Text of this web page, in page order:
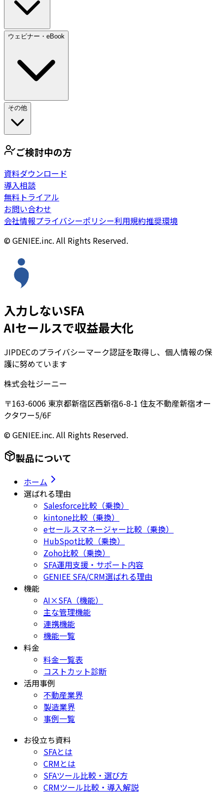
ウェビナー・eBook
その他
ご検討中の方
資料ダウンロード
導入相談
無料トライアル
お問い合わせ
会社情報プライバシーポリシー利用規約推奨環境
© GENIEE.inc. All Rights Reserved.
入力しないSFA
AIセールスで収益最大化
JIPDECのプライバシーマーク認証を取得し、個人情報の保
護に努めています
株式会社ジーニー
〒163-6006 東京都新宿区西新宿6-8-1 住友不動産新宿オー
クタワー5/6F
© GENIEE.inc. All Rights Reserved.
製品について
ホーム
選ばれる理由
Salesforce比較（乗換）
kintone比較（乗換）
eセールスマネージャー比較（乗換）
HubSpot比較（乗換）
Zoho比較（乗換）
SFA運用支援・サポート内容
GENIEE SFA/CRM選ばれる理由
機能
AI×SFA（機能）
主な管理機能
連携機能
機能一覧
料金
料金一覧表
コストカット診断
活用事例
不動産業界
製造業界
事例一覧
お役立ち資料
SFAとは
CRMとは
SFAツール比較・選び方
CRMツール比較・導入解説